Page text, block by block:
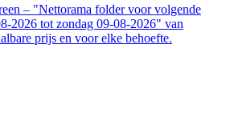
– "Nettorama folder voor volgende
2026 tot zondag 09-08-2026" van
prijs en voor elke behoefte.